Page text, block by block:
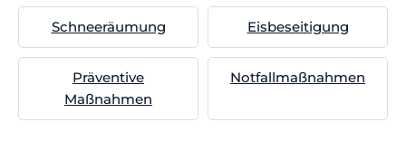
Schneeräumung Eisbeseitigung
Präventive
Maßnahmen
Notfallmaßnahmen